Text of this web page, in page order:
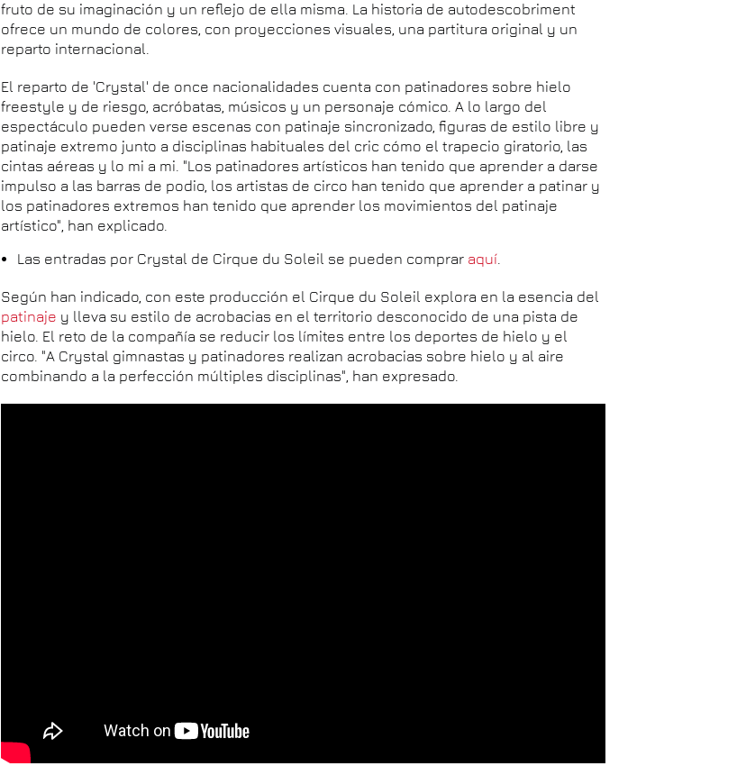
fruto de su imaginación y un reflejo de ella misma. La historia de autodescobriment
ofrece un mundo de colores, con proyecciones visuales, una partitura original y un
reparto internacional.
El reparto de 'Crystal' de once nacionalidades cuenta con patinadores sobre hielo
freestyle y de riesgo, acróbatas, músicos y un personaje cómico. A lo largo del
espectáculo pueden verse escenas con patinaje sincronizado, figuras de estilo libre y
patinaje extremo junto a disciplinas habituales del cric cómo el trapecio giratorio, las
cintas aéreas y lo mi a mi. "Los patinadores artísticos han tenido que aprender a darse
impulso a las barras de podio, los artistas de circo han tenido que aprender a patinar y
los patinadores extremos han tenido que aprender los movimientos del patinaje
artístico", han explicado.
Las entradas por Crystal de Cirque du Soleil se pueden comprar aquí
Según han indicado, con este producción el Cirque du Soleil explora en la esencia del
patinaje y lleva su estilo de acrobacias en el territorio desconocido de una pista de
hielo. El reto de la compañía se reducir los límites entre los deportes de hielo y el
circo. "A Crystal gimnastas y patinadores realizan acrobacias sobre hielo y al aire
combinando a la perfección múltiples disciplinas", han expresado.